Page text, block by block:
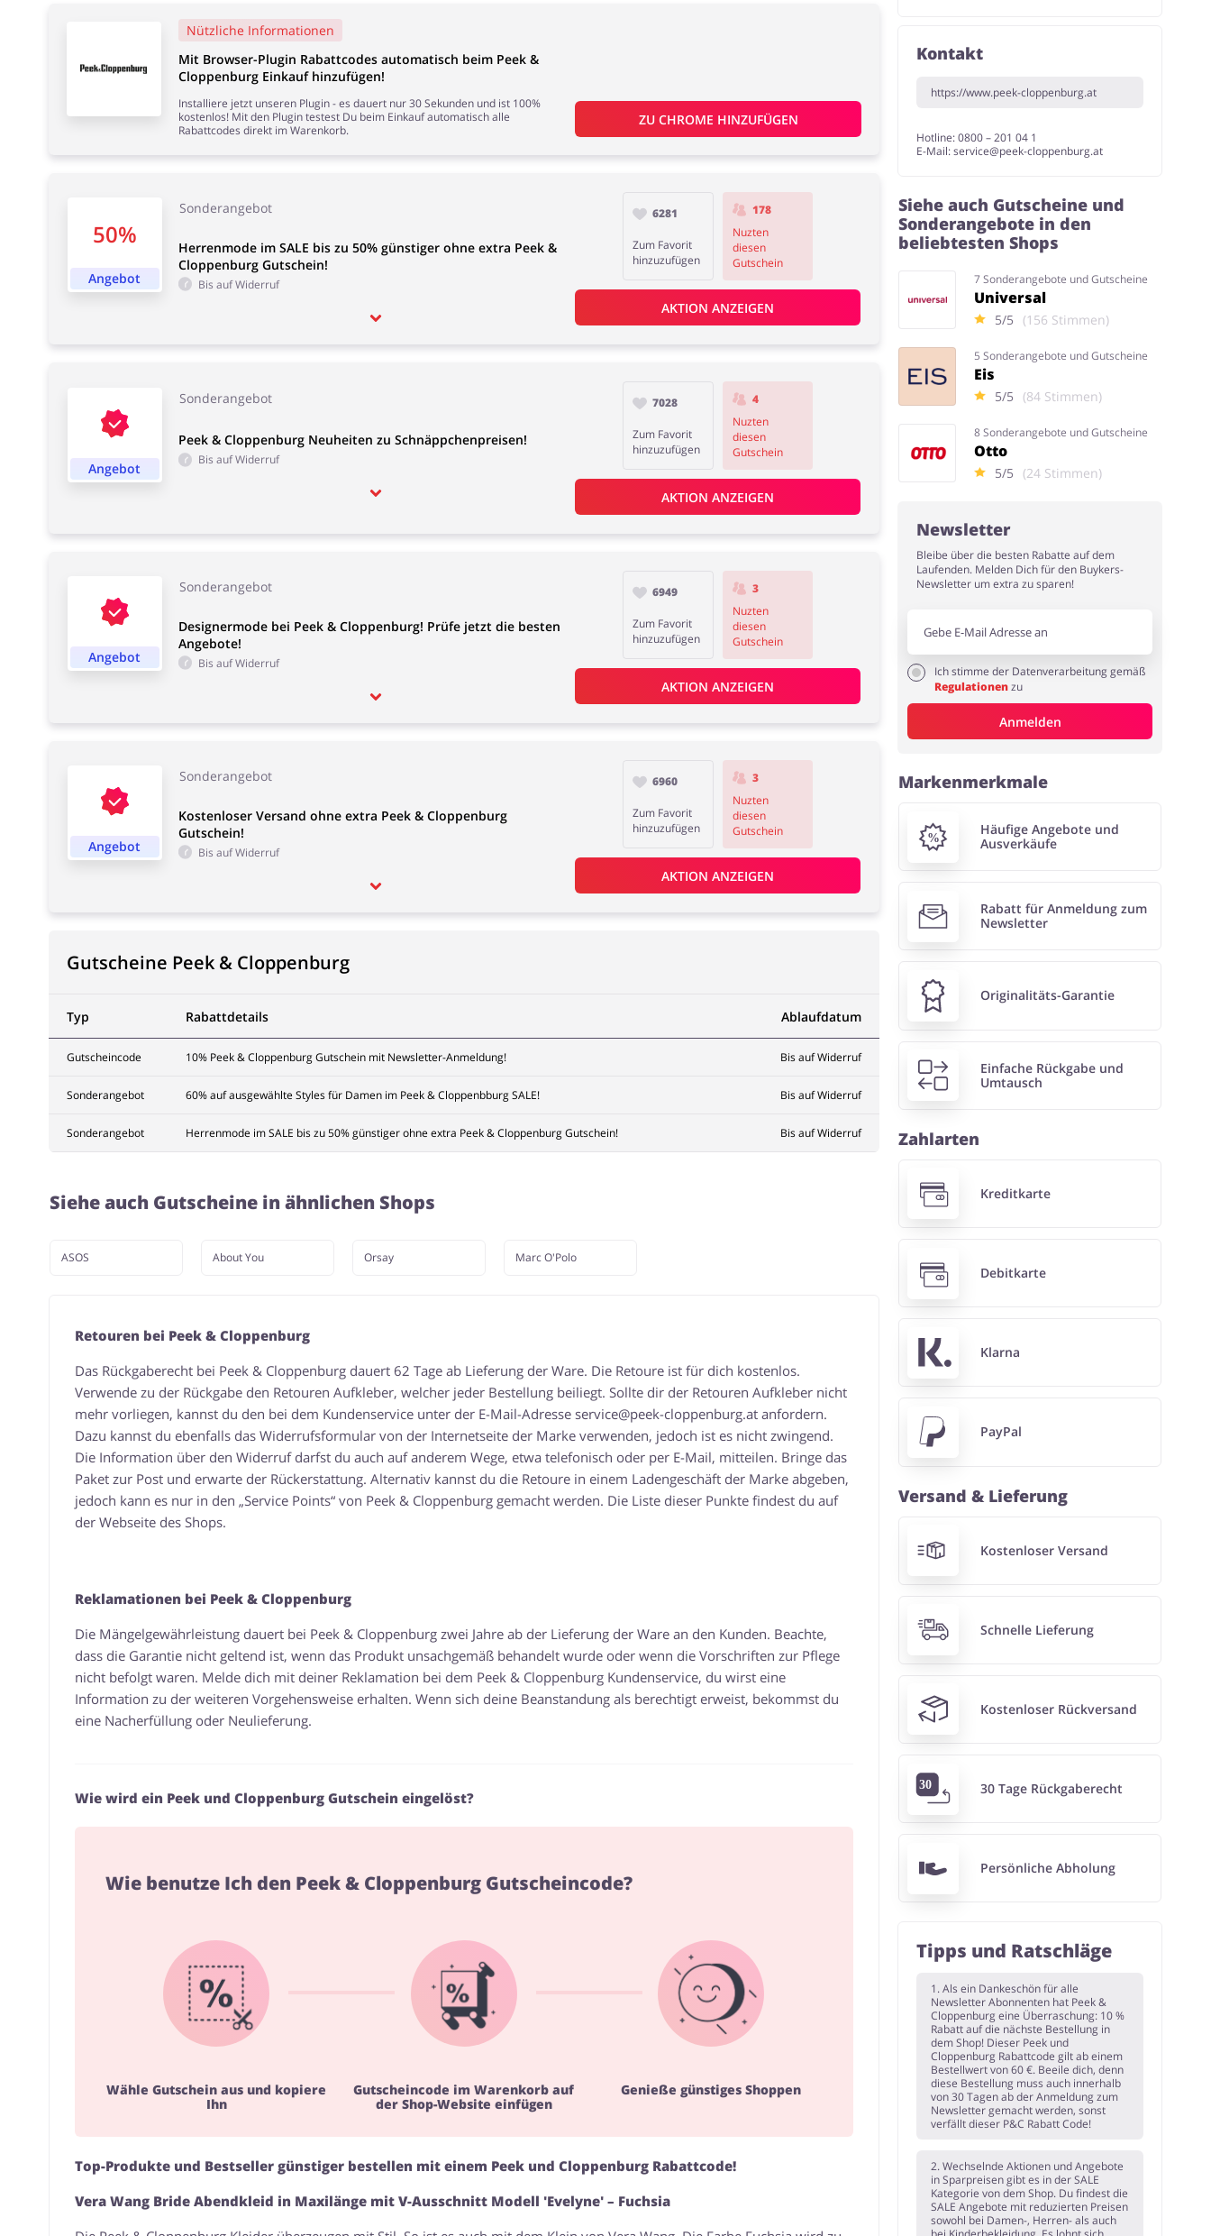
50%
Angebot
Sonderangebot
Herrenmode im SALE bis zu 50% günstiger ohne extra Peek &
Cloppenburg Gutschein!
Bis auf Widerruf
6281
Zum Favorit
hinzuzufügen
178
Nuzten
diesen
Gutschein
AKTION ANZEIGEN
Angebot
Sonderangebot
Peek & Cloppenburg Neuheiten zu Schnäppchenpreisen!
Bis auf Widerruf
7028
Zum Favorit
hinzuzufügen
4
Nuzten
diesen
Gutschein
AKTION ANZEIGEN
Angebot
Sonderangebot
Designermode bei Peek & Cloppenburg! Prüfe jetzt die besten
Angebote!
Bis auf Widerruf
6949
Zum Favorit
hinzuzufügen
3
Nuzten
diesen
Gutschein
AKTION ANZEIGEN
Angebot
Sonderangebot
Kostenloser Versand ohne extra Peek & Cloppenburg
Gutschein!
Bis auf Widerruf
6960
Zum Favorit
hinzuzufügen
3
Nuzten
diesen
Gutschein
AKTION ANZEIGEN
Nützliche Informationen
Mit Browser-Plugin Rabattcodes automatisch beim Peek &
Cloppenburg Einkauf hinzufügen!
Installiere jetzt unseren Plugin - es dauert nur 30 Sekunden und ist 100%
kostenlos! Mit den Plugin testest Du beim Einkauf automatisch alle
Rabattcodes direkt im Warenkorb.
ZU CHROME HINZUFÜGEN
Gutscheine Peek & Cloppenburg
Typ Rabattdetails Ablaufdatum
Gutscheincode 10% Peek & Cloppenburg Gutschein mit Newsletter-Anmeldung! Bis auf Widerruf
Sonderangebot 60% auf ausgewählte Styles für Damen im Peek & Cloppenbburg SALE! Bis auf Widerruf
Sonderangebot Herrenmode im SALE bis zu 50% günstiger ohne extra Peek & Cloppenburg Gutschein! Bis auf Widerruf
Siehe auch Gutscheine in ähnlichen Shops
ASOS About You Orsay Marc O'Polo
Retouren bei Peek & Cloppenburg
Das Rückgaberecht bei Peek & Cloppenburg dauert 62 Tage ab Lieferung der Ware. Die Retoure ist für dich kostenlos.
Verwende zu der Rückgabe den Retouren Aufkleber, welcher jeder Bestellung beiliegt. Sollte dir der Retouren Aufkleber nicht
mehr vorliegen, kannst du den bei dem Kundenservice unter der E-Mail-Adresse service@peek-cloppenburg.atanfordern.
Dazu kannst du ebenfalls das Widerrufsformular von der Internetseite der Marke verwenden, jedoch ist es nicht zwingend.
Die Information über den Widerruf darfst du auch auf anderem Wege, etwa telefonisch oder per E-Mail, mitteilen. Bringe das
Paket zur Post und erwarte der Rückerstattung. Alternativ kannst du die Retoure in einem Ladengeschäft der Marke abgeben,
jedoch kann es nur in den „Service Points“ von Peek & Cloppenburg gemacht werden. Die Liste dieser Punkte findest du auf
der Webseite des Shops.
Reklamationen bei Peek & Cloppenburg
Die Mängelgewährleistung dauert bei Peek & Cloppenburg zwei Jahre ab der Lieferung der Ware an den Kunden. Beachte,
dass die Garantie nicht geltend ist, wenn das Produkt unsachgemäß behandelt wurde oder wenn die Vorschriften zur Pflege
nicht befolgt waren. Melde dich mit deiner Reklamation bei dem Peek & Cloppenburg Kundenservice, du wirst eine
Information zu der weiteren Vorgehensweise erhalten. Wenn sich deine Beanstandung als berechtigt erweist, bekommst du
eine Nacherfüllung oder Neulieferung.
Wie wird ein Peek und Cloppenburg Gutschein eingelöst?
Wie benutze Ich den Peek & Cloppenburg Gutscheincode?
Wähle Gutschein aus und kopiere
Ihn
Gutscheincode im Warenkorb auf
der Shop-Website einfügen
Genieße günstiges Shoppen
Top-Produkte und Bestseller günstiger bestellen mit einem Peek und Cloppenburg Rabattcode!
Vera Wang Bride Abendkleid in Maxilänge mit V-Ausschnitt Modell 'Evelyne' – Fuchsia
Kontakt
https://www.peek-cloppenburg.at
Hotline: 0800 – 201 04 1
E-Mail:service@peek-cloppenburg.at
Siehe auch Gutscheine und
Sonderangebote in den
beliebtesten Shops
7 Sonderangebote und Gutscheine
Universal
5/5 (156 Stimmen)
5 Sonderangebote und Gutscheine
Eis
5/5 (84 Stimmen)
8 Sonderangebote und Gutscheine
Otto
5/5 (24 Stimmen)
Newsletter
Bleibe über die besten Rabatte auf dem
Laufenden. Melden Dich für den Buykers-
Newsletter um extra zu sparen!
Ich stimme der Datenverarbeitung gemäß
Regulationenzu
Anmelden
Markenmerkmale
Häufige Angebote und
Ausverkäufe
Rabatt für Anmeldung zum
Newsletter
Originalitäts-Garantie
Einfache Rückgabe und
Umtausch
Zahlarten
Kreditkarte
Debitkarte
Klarna
PayPal
Versand & Lieferung
Kostenloser Versand
Schnelle Lieferung
Kostenloser Rückversand
30 Tage Rückgaberecht
Persönliche Abholung
Tipps und Ratschläge
1. Als ein Dankeschön für alle
Newsletter Abonnenten hat Peek &
Cloppenburg eine Überraschung: 10 %
Rabatt auf die nächste Bestellung in
dem Shop! Dieser Peek und
Cloppenburg Rabattcode gilt ab einem
Bestellwert von 60 €. Beeile dich, denn
diese Bestellung muss auch innerhalb
von 30 Tagen ab der Anmeldung zum
Newsletter gemacht werden, sonst
verfällt dieser P&C Rabatt Code!
2. Wechselnde Aktionen und Angebote
in Sparpreisen gibt es in der SALE
Kategorie von dem Shop. Du findest die
SALE Angebote mit reduzierten Preisen
sowohl bei Damen-, Herren- als auch